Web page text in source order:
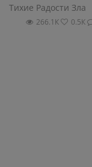
Тихие Радости Зла
266.1К 0.5К